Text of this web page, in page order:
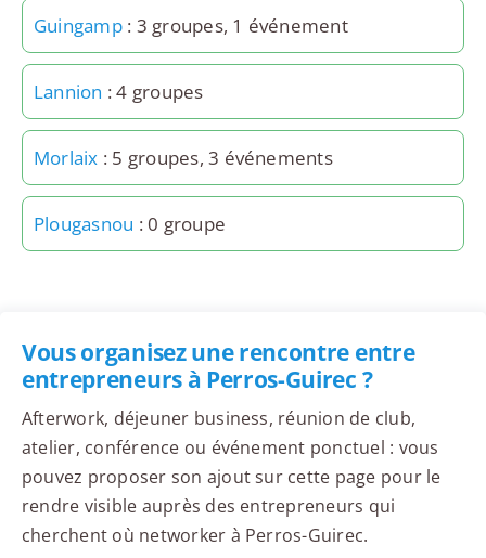
Guingamp: 3 groupes, 1 événement
Lannion : 4 groupes
Morlaix : 5 groupes, 3 événements
Plougasnou : 0 groupe
Vous organisez une rencontre entre
entrepreneurs à Perros-Guirec ?
Afterwork, déjeuner business, réunion de club,
atelier, conférence ou événement ponctuel : vous
pouvez proposer son ajout sur cette page pour le
rendre visible auprès des entrepreneurs qui
cherchent où networker à Perros-Guirec.